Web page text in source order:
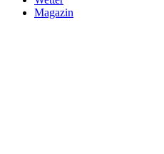
Magazin